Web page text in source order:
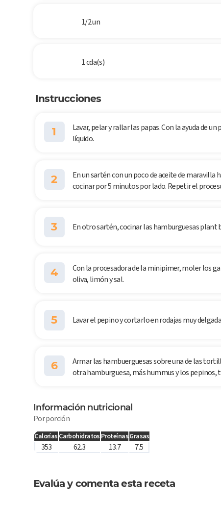
1/2 un
1 cda(s)
Instrucciones
1
Lavar, pelar y rallar las papas. Con la ayuda de
líquido.
2
En un sartén con un poco de aceite de
cocinar por 5 minutos por lado. Repetir el
3 En otro sartén, cocinar las hamburguesas plant
4
Con la procesadora de la minipimer, moler los
oliva, limón y sal.
5 Lavar el pepino y cortarlo en rodajas muy
6
Armar las hambuerguesas sobre una de las
otra hamburguesa, más hummus y los
Información nutricional
Por porción
Calorías Carbohidratos ProteínasGrasas
353 62.3 13.7 7.5
Evalúa y comenta esta receta